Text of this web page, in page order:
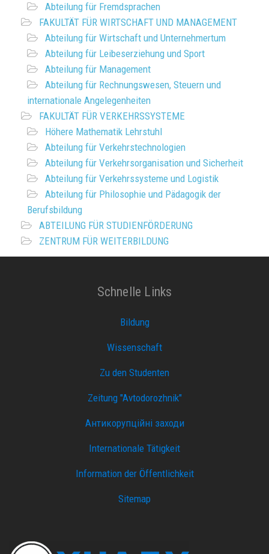
Abteilung für Fremdsprachen
FAKULTÄT FÜR WIRTSCHAFT UND MANAGEMENT
Abteilung für Wirtschaft und Unternehmertum
Abteilung für Leibeserziehung und Sport
Abteilung für Management
Abteilung für Rechnungswesen, Steuern und
internationale Angelegenheiten
FAKULTÄT FÜR VERKEHRSSYSTEME
Höhere Mathematik Lehrstuhl
Abteilung für Verkehrstechnologien
Abteilung für Verkehrsorganisation und Sicherheit
Abteilung für Verkehrssysteme und Logistik
Abteilung für Philosophie und Pädagogik der
Berufsbildung
ABTEILUNG FÜR STUDIENFÖRDERUNG
ZENTRUM FÜR WEITERBILDUNG
Schnelle Links
Bildung
Wissenschaft
Zu den Studenten
Zeitung "Avtodorozhnik"
Антикорупційні заходи
Internationale Tätigkeit
Information der Öffentlichkeit
Sitemap